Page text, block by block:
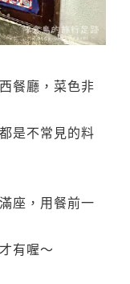
餐廳，菜色非
是不常見的料
座，用餐前一
有喔～